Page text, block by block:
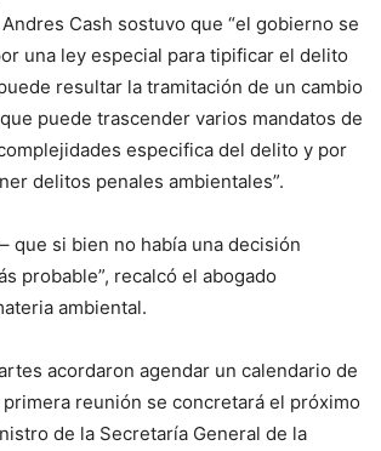
Cash sostuvo que “el gobierno se
una ley especial para tipificar el delito
resultar la tramitación de un cambio
puede trascender varios mandatos de
especifica del delito y por
delitos penales ambientales”.
que si bien no había una decisión
probable”, recalcó el abogado
ambiental.
acordaron agendar un calendario de
reunión se concretará el próximo
de la Secretaría General de la